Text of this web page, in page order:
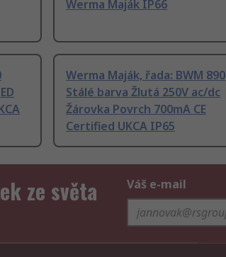
Werma Maják IP66
Werma Maják, řada: BWM 890
Stálé barva Žlutá 250V ac/dc
Žárovka Povrch 700mA CE
Certified UKCA IP65
ze světa
Váš e-mail